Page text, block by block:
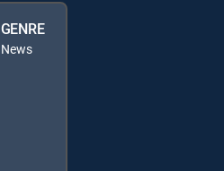
GENRE
News